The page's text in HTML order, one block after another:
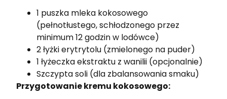
1 puszka mleka kokosowego
(pełnotłustego, schłodzonego przez
minimum 12 godzin w lodówce)
2 łyżki erytrytolu (zmielonego na puder)
1 łyżeczka ekstraktu z wanilii (opcjonalnie)
Szczypta soli (dla zbalansowania smaku)
Przygotowanie kremu kokosowego: